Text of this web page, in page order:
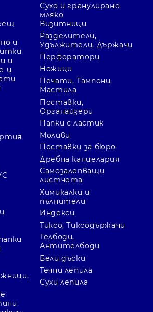
Сухо и гранулирано
мляко
и
и
и
Визитници
Разделители,
Удължители, Държачи
Перфоратори
Ножици
Печати, Тампони,
Мастила
Поставки,
Органайзери
Папки с ластик
Моливи
Поставки за бюро
Дребна канцелария
Самозалепващи
листчета
Химикалки и
пълнители
Индекси
Тиксо, Тиксодържачи
Телбоди,
Антителбоди
Бели дъски
Течни лепила
Сухи лепила